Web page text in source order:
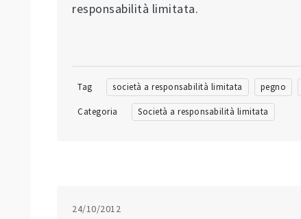
responsabilità limitata.
Tag società a responsabilità limitata pegno
Categoria Società a responsabilità limitata
24/10/2012